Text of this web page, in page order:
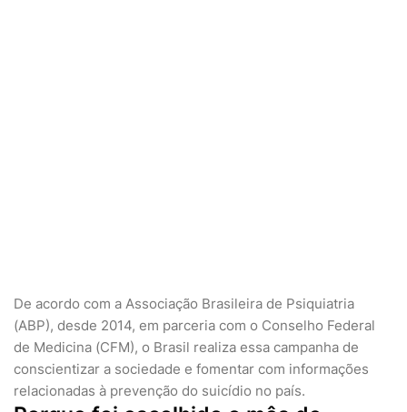
De acordo com a Associação Brasileira de Psiquiatria
(ABP), desde 2014, em parceria com o Conselho Federal
de Medicina (CFM), o Brasil realiza essa campanha de
conscientizar a sociedade e fomentar com informações
relacionadas à prevenção do suicídio no país.